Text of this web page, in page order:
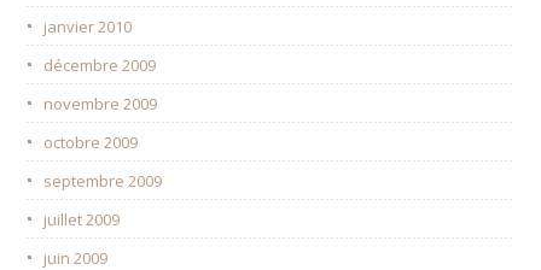
janvier 2010
décembre 2009
novembre 2009
octobre 2009
septembre 2009
juillet 2009
juin 2009